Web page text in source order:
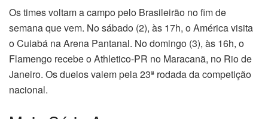
Os times voltam a campo pelo Brasileirão no fim de
semana que vem. No sábado (2), às 17h, o América visita
o Cuiabá na Arena Pantanal. No domingo (3), às 16h, o
Flamengo recebe o Athletico-PR no Maracanã, no Rio de
Janeiro. Os duelos valem pela 23ª rodada da competição
nacional.